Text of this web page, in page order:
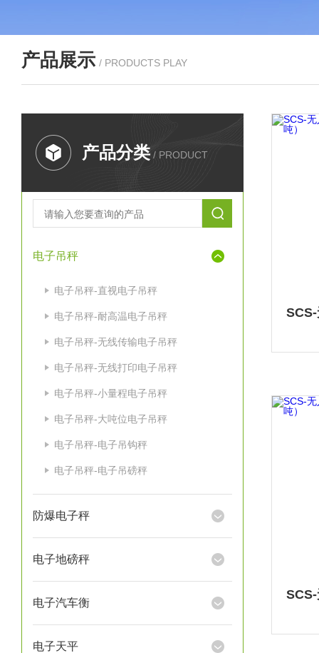
产品展示 / PRODUCTS PLAY
产品分类 / PRODUCT
电子吊秤
电子吊秤-直视电子吊秤
电子吊秤-耐高温电子吊秤
电子吊秤-无线传输电子吊秤
电子吊秤-无线打印电子吊秤
电子吊秤-小量程电子吊秤
电子吊秤-大吨位电子吊秤
电子吊秤-电子吊钩秤
电子吊秤-电子吊磅秤
防爆电子秤
电子地磅秤
电子汽车衡
电子天平